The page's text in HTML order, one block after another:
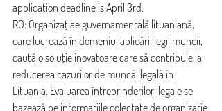
application deadline is April 3rd.
RO: Organizațiae guvernamentală lituaniană,
care lucrează în domeniul aplicării legii muncii,
caută o soluție inovatoare care să contribuie la
reducerea cazurilor de muncă ilegală în
Lituania. Evaluarea întreprinderilor ilegale se
bazează pe informațiile colectate de organizație